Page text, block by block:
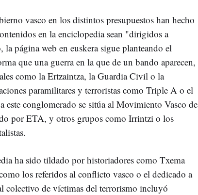
vasco en los distintos presupuestos han hecho
en la enciclopedia sean "dirigidos a
página web en euskera sigue planteando el
que una guerra en la que de un bando aparecen,
como la Ertzaintza, la Guardia Civil o la
paramilitares y terroristas como Triple A o el
este conglomerado se sitúa al Movimiento Vasco de
por ETA, y otros grupos como Irrintzi o los
ha sido tildado por historiadores como Txema
los referidos al conflicto vasco o el dedicado a
de víctimas del terrorismo incluyó